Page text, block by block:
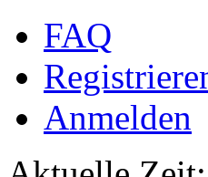
FAQ
Anmelden